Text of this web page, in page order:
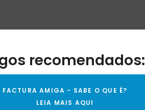
recomendados:
FACTURA AMIGA - SABE O QUE É?
LEIA MAIS AQUI